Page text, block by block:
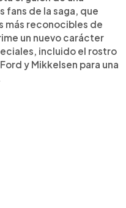
fans de la saga, que
más reconocibles de
un nuevo carácter
incluido el rostro
y Mikkelsen para una